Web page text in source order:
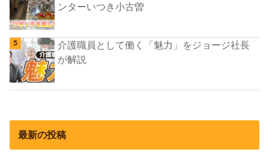
ンターいつき小古曽
介護職員として働く「魅力」をジョージ社長
が解説
最新の投稿